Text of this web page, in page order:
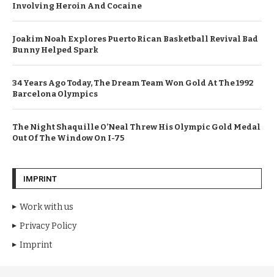
Involving Heroin And Cocaine
Joakim Noah Explores Puerto Rican Basketball Revival Bad
Bunny Helped Spark
34 Years Ago Today, The Dream Team Won Gold At The 1992
Barcelona Olympics
The Night Shaquille O’Neal Threw His Olympic Gold Medal
Out Of The Window On I-75
IMPRINT
Work with us
Privacy Policy
Imprint